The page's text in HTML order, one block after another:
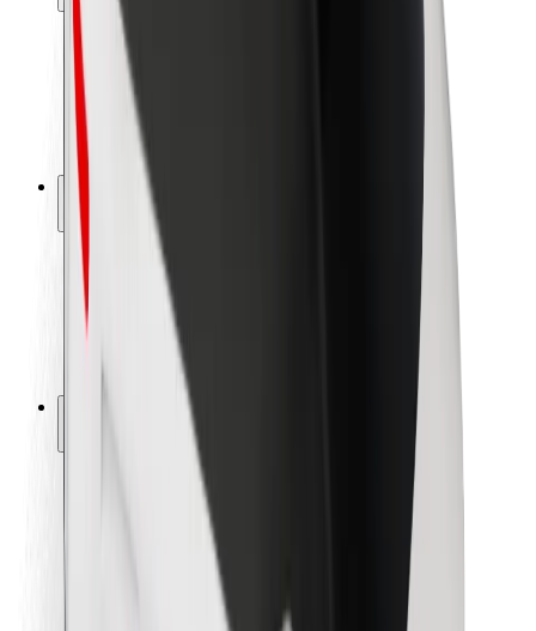
Seguridad para usuarios
Seguridad para conductores
Seguridad para patinetes
Safety Lab
Ciudades
Dónde estamos
Soluciones para las ciudades
Aeropuertos
Estaciones de carga de Bolt
Para usuarios
Para conductores
Para repartidores